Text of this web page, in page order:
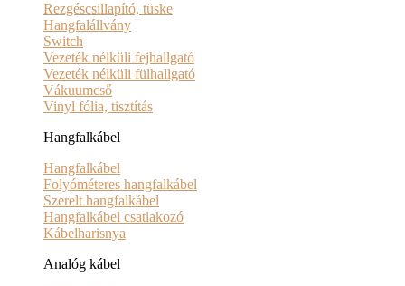
Rezgéscsillapító, tüske
Hangfalállvány
Switch
Vezeték nélküli fejhallgató
Vezeték nélküli fülhallgató
Vákuumcső
Vinyl fólia, tisztítás
Hangfalkábel
Hangfalkábel
Folyóméteres hangfalkábel
Szerelt hangfalkábel
Hangfalkábel csatlakozó
Kábelharisnya
Analóg kábel